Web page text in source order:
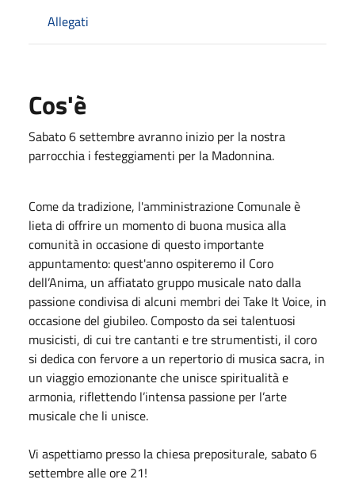
Allegati
Cos'è
Sabato 6 settembre avranno inizio per la nostra
parrocchia i festeggiamenti per la Madonnina.
Come da tradizione, l'amministrazione Comunale è
lieta di offrire un momento di buona musica alla
comunità in occasione di questo importante
appuntamento: quest'anno ospiteremo il Coro
dell’Anima, un affiatato gruppo musicale nato dalla
passione condivisa di alcuni membri dei Take It Voice, in
occasione del giubileo. Composto da sei talentuosi
musicisti, di cui tre cantanti e tre strumentisti, il coro
si dedica con fervore a un repertorio di musica sacra, in
un viaggio emozionante che unisce spiritualità e
armonia, riflettendo l’intensa passione per l’arte
musicale che li unisce.
Vi aspettiamo presso la chiesa prepositurale, sabato 6
settembre alle ore 21!